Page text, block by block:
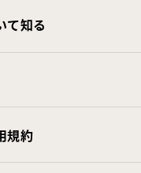
て知る
規約